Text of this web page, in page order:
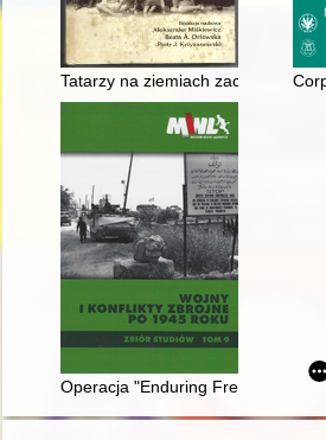
Tatarzy na ziemiach zachodnich i
Operacja "Enduring Freedom" w